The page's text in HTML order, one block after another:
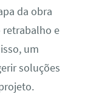
da obra
retrabalho e
um
soluções